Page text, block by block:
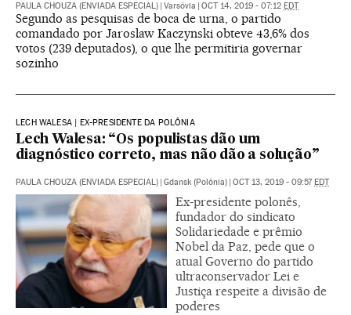
PAULA CHOUZA (ENVIADA ESPECIAL) Varsóvia OCT 14, 2019 - 07:12 EDT
Segundo as pesquisas de boca de urna, o partido
comandado por Jaroslaw Kaczynski obteve 43,6% dos
votos (239 deputados), o que lhe permitiria governar
sozinho
LECH WALESA | EX-PRESIDENTE DA POLÔNIA
Lech Walesa: “Os populistas dão um
diagnóstico correto, mas não dão a solução”
PAULA CHOUZA (ENVIADA ESPECIAL) Gdansk (Polônia) OCT 13, 2019 - 09:57 EDT
Ex-presidente polonês,
fundador do sindicato
Solidariedade e prêmio
Nobel da Paz, pede que o
atual Governo do partido
ultraconservador Lei e
Justiça respeite a divisão de
poderes